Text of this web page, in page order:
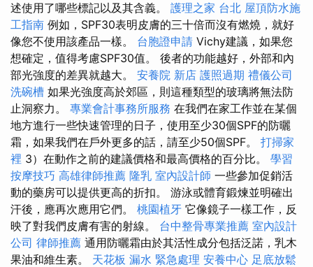
述使用了哪些標記以及其含義。 護理之家 台北 屋頂防水施
工指南 例如，SPF30表明皮膚的三十倍而沒有燃燒，就好
像您不使用該產品一樣。 台胞證申請 Vichy建議，如果您
想確定，值得考慮SPF30值。 後者的功能越好，外部和內
部光強度的差異就越大。 安養院 新店 護照過期 禮儀公司
洗碗槽 如果光強度高於郊區，則這種類型的玻璃將無法防
止洞察力。 專業會計事務所服務 在我們在家工作並在某個
地方進行一些快速管理的日子，使用至少30個SPF的防曬
霜，如果我們在戶外更多的話，請至少50個SPF。 打掃家
裡 3）在動作之前的建議價格和最高價格的百分比。 學習
按摩技巧 高雄律師推薦 隆乳 室內設計師 一些參加促銷活
動的藥房可以提供更高的折扣。 游泳或體育鍛煉並明確出
汗後，應再次應用它們。 桃園植牙 它像鏡子一樣工作，反
映了對我們皮膚有害的射線。 台中整骨專業推薦 室內設計
公司 律師推薦 通用防曬霜由於其活性成分包括泛諾，乳木
果油和維生素。 天花板 漏水 緊急處理 安養中心 足底放鬆